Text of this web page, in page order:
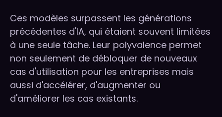
Ces modèles surpassent les générations
précédentes d'IA, qui étaient souvent limitées
à une seule tâche. Leur polyvalence permet
non seulement de débloquer de nouveaux
cas d'utilisation pour les entreprises mais
aussi d'accélérer, d'augmenter ou
d'améliorer les cas existants.